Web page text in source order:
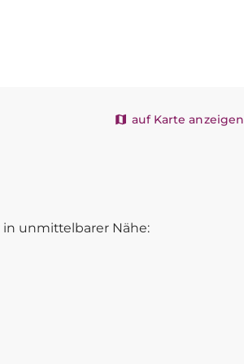
auf Karte anzeigen
unmittelbarer Nähe: